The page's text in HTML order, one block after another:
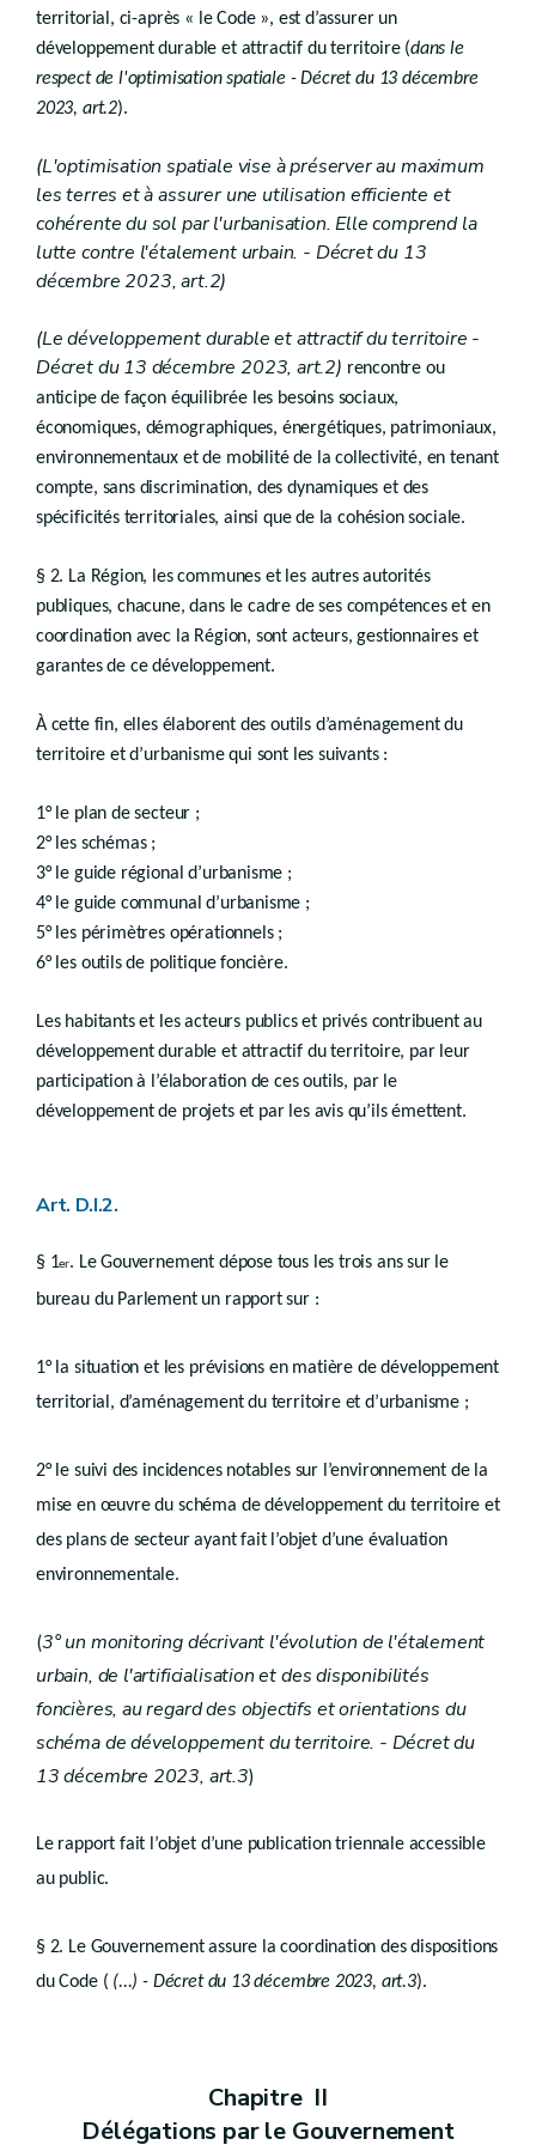
Chapitre VI
(Modalités de communication, de protection des
Art. D.I.13
Art. D.I.14
Art. D.I.16
Art. D.I.16/1
Chapitre VII
Droit transitoire
Section 1re- Commissions
Art. D.I.17
Art. D.I.18
Section 3. - Subventions
Livre II
PLANIFICATION
Titre Ier
Schémas
Schéma de développement du territoire
Section 1re
Définition et contenu
Art.D.II.2
Art.D.II.3
Section 3
Art.D.II.4
Schéma de développement pluricommunal
Section 1
Art.D.II.5
Art.D.II.6
Art. D.II.6/1
Section 2 Procédure
Art.D.II.7
Chapitre III
Schémas communaux
Section 1re
Généralités
Art. D.II.10/1
Sous-section 2
Art. D.II.11
Art.D.II.12
Section 4
Art.D.II.13
D.II.14
Chapitre V Abrogation
Art.D.II.15
Chapitre VI
Section 1
Section 2 Hiérarchie
Art.D.II.17
Titre II
Plans de secteur
Chapitre Ier
Dispositions générales
Art.D.II.18
Section 1re
Généralités
D.II.22 Du champ d’application.
Art. D.II.23 De la division du plan de secteur en zones.
Art.D.II.24 De la zone d’habitat.
D.II.28 Des zones d’activité économique.
Art.D.II.29 De la zone d’activité économique mixte
territorial, ci-après « le Code », est d’assurer un
développement durable et attractif du territoire (dans le
respect de l'optimisation spatiale - Décret du 13 décembre
2023, art.2).
(L'optimisation spatiale vise à préserver au maximum
les terres et à assurer une utilisation efficiente et
cohérente du sol par l'urbanisation. Elle comprend la
lutte contre l'étalement urbain. - Décret du 13
décembre 2023, art.2)
(Le développement durable et attractif du territoire -
Décret du 13 décembre 2023, art.2) rencontre ou
anticipe de façon équilibrée les besoins sociaux,
économiques, démographiques, énergétiques, patrimoniaux,
environnementaux et de mobilité de la collectivité, en tenant
compte, sans discrimination, des dynamiques et des
spécificités territoriales, ainsi que de la cohésion sociale.
§ 2. La Région, les communes et les autres autorités
publiques, chacune, dans le cadre de ses compétences et en
coordination avec la Région, sont acteurs, gestionnaires et
garantes de ce développement.
À cette fin, elles élaborent des outils d’aménagement du
territoire et d’urbanisme qui sont les suivants :
1° le plan de secteur ;
2° les schémas ;
3° le guide régional d’urbanisme ;
4° le guide communal d’urbanisme ;
5° les périmètres opérationnels ;
6° les outils de politique foncière.
Les habitants et les acteurs publics et privés contribuent au
développement durable et attractif du territoire, par leur
participation à l’élaboration de ces outils, par le
développement de projets et par les avis qu’ils émettent.
Art. D.I.2.
§ 1er. Le Gouvernement dépose tous les trois ans sur le
bureau du Parlement un rapport sur :
1° la situation et les prévisions en matière de développement
territorial, d’aménagement du territoire et d’urbanisme ;
2° le suivi des incidences notables sur l’environnement de la
mise en œuvre du schéma de développement du territoire et
des plans de secteur ayant fait l’objet d’une évaluation
environnementale.
(3° un monitoring décrivant l'évolution de l'étalement
urbain, de l'artificialisation et des disponibilités
foncières, au regard des objectifs et orientations du
schéma de développement du territoire. - Décret du
13 décembre 2023, art.3)
Le rapport fait l’objet d’une publication triennale accessible
au public.
§ 2. Le Gouvernement assure la coordination des dispositions
du Code ( (...) - Décret du 13 décembre 2023, art.3).
Chapitre II
Délégations par le Gouvernement